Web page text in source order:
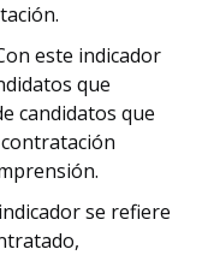
este indicador
que
candidatos que
se refiere